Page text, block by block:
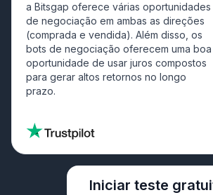
a Bitsgap oferece várias oportunidades
de negociação em ambas as direções
(comprada e vendida). Além disso, os
bots de negociação oferecem uma boa
oportunidade de usar juros compostos
para gerar altos retornos no longo
prazo.
Iniciar teste